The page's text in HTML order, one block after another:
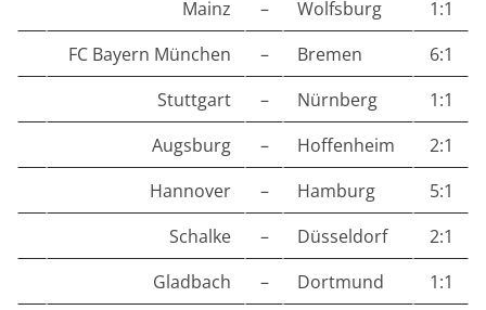
Mainz
– Wolfsburg
1:1
FC Bayern München
– Bremen
6:1
Stuttgart
– Nürnberg
1:1
Augsburg
– Hoffenheim
2:1
Hannover
– Hamburg
5:1
Schalke
– Düsseldorf
2:1
Gladbach
– Dortmund
1:1